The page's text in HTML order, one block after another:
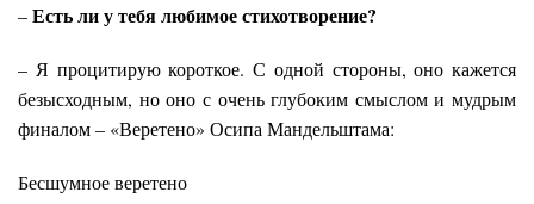
–Есть ли у тебя любимое стихотворение?
– Я процитирую короткое. С одной стороны, оно кажется
безысходным, но оно с очень глубоким смыслом и мудрым
финалом – «Веретено» Осипа Мандельштама:
Бесшумное веретено